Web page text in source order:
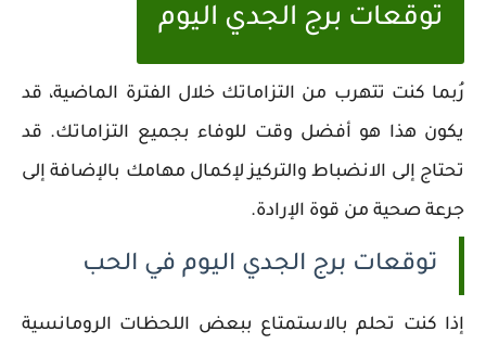
توقعات برج الجدي اليوم
رُبما كنت تتهرب من التزاماتك خلال الفترة الماضية، قد
يكون هذا هو أفضل وقت للوفاء بجميع التزاماتك. قد
تحتاج إلى الانضباط والتركيز لإكمال مهامك بالإضافة إلى
جرعة صحية من قوة الإرادة.
توقعات برج الجدي اليوم في الحب
إذا كنت تحلم بالاستمتاع ببعض اللحظات الرومانسية